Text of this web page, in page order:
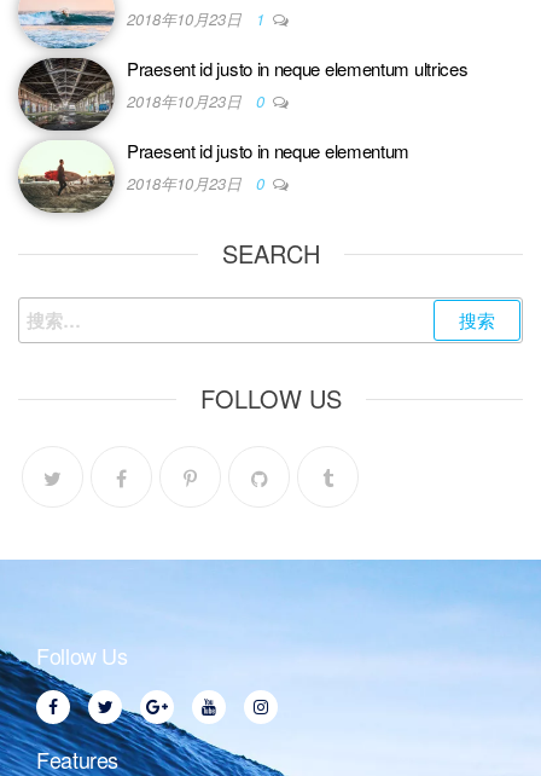
2018年10月23日 1
Praesent id justo in neque elementum ultrices
2018年10月23日 0
Praesent id justo in neque elementum
2018年10月23日 0
SEARCH
FOLLOW US
Follow Us
Features